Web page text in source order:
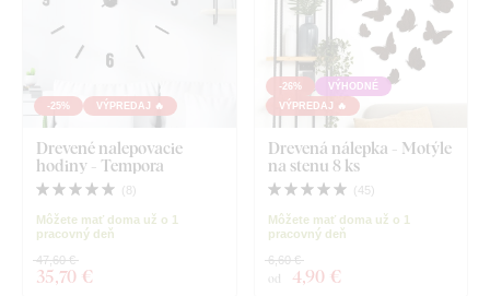
-25% VÝPREDAJ 🔥
Drevené nalepovacie
hodiny - Tempora
( 8 )
Môžete mať doma už o 1
pracovný deň
35,70 €
47,60 €
-26%
VÝHODNÉ
VÝPREDAJ 🔥
Drevená nálepka - Motýle
na stenu 8 ks
( 45)
Môžete mať doma už o 1
pracovný deň
od 4,90 €
6,60 €